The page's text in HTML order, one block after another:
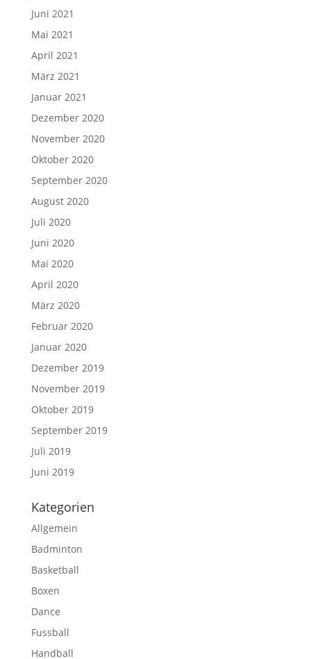
Juni 2021
Mai 2021
April 2021
März 2021
Januar 2021
Dezember 2020
November 2020
Oktober 2020
September 2020
August 2020
Juli 2020
Juni 2020
Mai 2020
April 2020
März 2020
Februar 2020
Januar 2020
Dezember 2019
November 2019
Oktober 2019
September 2019
Juli 2019
Juni 2019
Kategorien
Allgemein
Badminton
Basketball
Boxen
Dance
Fussball
Handball